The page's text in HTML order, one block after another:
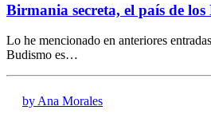
Birmania secreta, el país de los
Lo he mencionado en anteriores
Budismo es…
by Ana Morales